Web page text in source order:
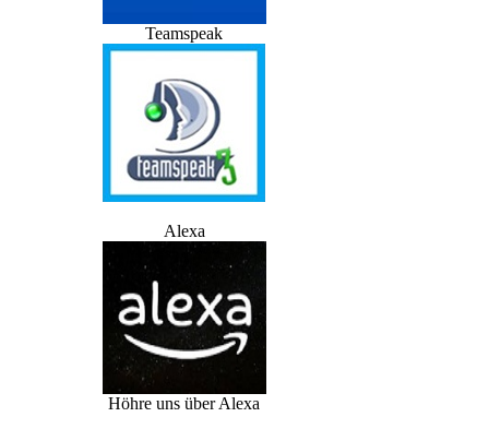
Teamspeak
Alexa
Höhre uns über Alexa